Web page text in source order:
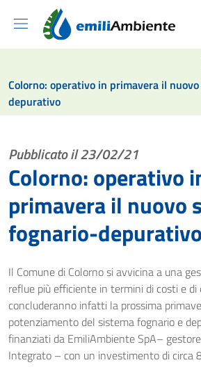
Vai ai contenuti
Vai al footer
Colorno: operativo in primavera il
depurativo
Pubblicato il 23/02/21
Colorno: operativo
primavera il nuovo
fognario-depurativo
Il Comune di Colorno si avvicina a una
reflue più efficiente in termini di costi e
concluderanno infatti la prossima
potenziamento del sistema fognario e
finanziati da EmiliAmbiente SpA–
Integrato – con un investimento di circa